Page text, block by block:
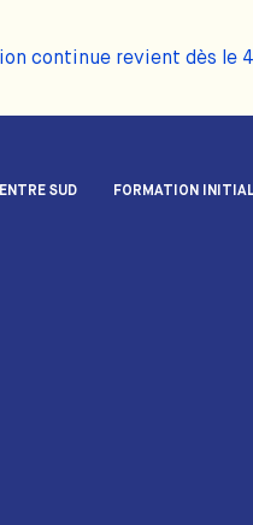
continue revient dès le
SUD FORMATION